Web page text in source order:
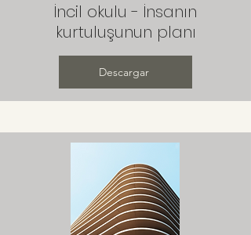
İncil okulu - İnsanın
kurtuluşunun planı
Descargar